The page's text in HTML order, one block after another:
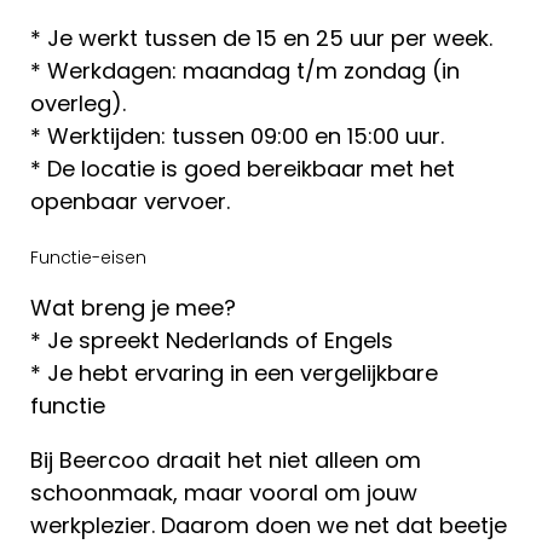
* Je werkt tussen de 15 en 25 uur per week.
* Werkdagen: maandag t/m zondag (in
overleg).
* Werktijden: tussen 09:00 en 15:00 uur.
* De locatie is goed bereikbaar met het
openbaar vervoer.
Functie-eisen
Wat breng je mee?
* Je spreekt Nederlands of Engels
* Je hebt ervaring in een vergelijkbare
functie
Bij Beercoo draait het niet alleen om
schoonmaak, maar vooral om jouw
werkplezier. Daarom doen we net dat beetje